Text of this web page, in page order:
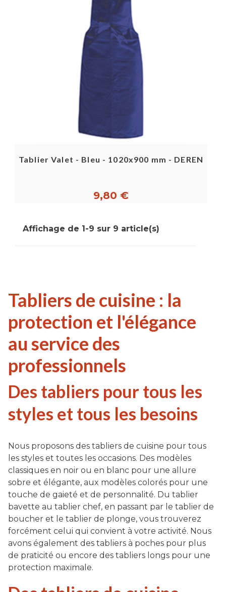
Tablier Valet - Bleu - 1020x900 mm - DEREN
9,80 €
Affichage de 1-9 sur 9 article(s)
Tabliers de cuisine : la
protection et l'élégance
au service des
professionnels
Des tabliers pour tous les
styles et tous les besoins
Nous proposons des tabliers de cuisine pour tous
les styles et toutes les occasions. Des modèles
classiques en noir ou en blanc pour une allure
sobre et élégante, aux modèles colorés pour une
touche de gaieté et de personnalité. Du tablier
bavette au tablier chef, en passant par le tablier de
boucher et le tablier de plonge, vous trouverez
forcément celui qui convient à votre activité. Nous
avons également des tabliers à poches pour plus
de praticité ou encore des tabliers longs pour une
protection maximale.